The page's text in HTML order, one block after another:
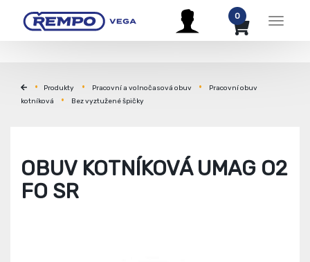
Menu
0
Produkty Pracovní a volnočasová obuv
Pracovní obuv
kotníková
Bez vyztužené špičky
OBUV KOTNÍKOVÁ UMAG O2
FO SR